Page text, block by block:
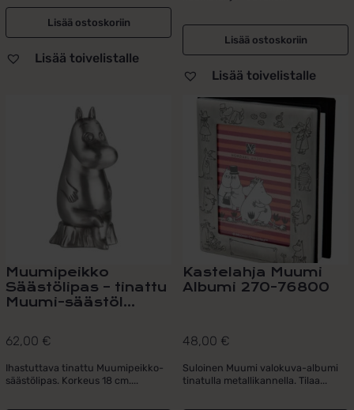
Lisää ostoskoriin
Lisää toivelistalle
Lisää ostoskoriin
Lisää toivelistalle
Muumipeikko
Säästölipas – tinattu
Muumi-säästöl...
62,00 €
Ihastuttava tinattu Muumipeikko-
säästölipas. Korkeus 18 cm....
Kastelahja Muumi
Albumi 270-76800
48,00 €
Suloinen Muumi valokuva-albumi
tinatulla metallikannella. Tilaa...